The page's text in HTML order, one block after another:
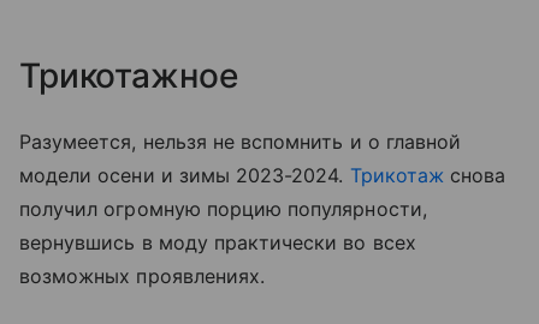
Трикотажное
Разумеется, нельзя не вспомнить и о главной
модели осени и зимы 2023-2024. Трикотаж снова
получил огромную порцию популярности,
вернувшись в моду практически во всех
возможных проявлениях.